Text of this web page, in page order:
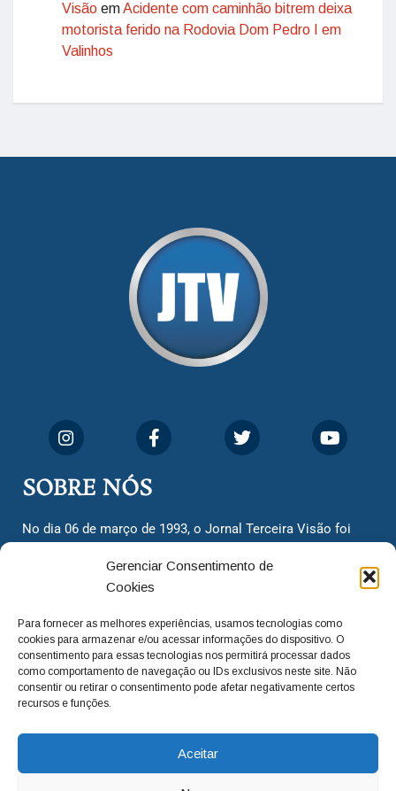
Gerenciar Consentimento de
Cookies
Para fornecer as melhores experiências, usamos tecnologias como
cookies para armazenar e/ou acessar informações do dispositivo. O
consentimento para essas tecnologias nos permitirá processar dados
como comportamento de navegação ou IDs exclusivos neste site. Não
consentir ou retirar o consentimento pode afetar negativamente certos
recursos e funções.
Aceitar
Visão emAcidente com caminhão bitrem deixa
motorista ferido na Rodovia Dom Pedro I em
Valinhos
SOBRE NÓS
No dia 06 de março de 1993, o Jornal Terceira Visão foi
cidadãos valinhenses, já que naquela época só existiam
dois jornais. Há mais de 30 anos, o jornal continua
com o foco de trazer as melhores notícias. Nunca
deixamos de lado as necessidades do cidadão, sempre
questionando os órgãos públicos em busca de melhorias
para a cidade e sempre cobrando resoluções para casos
adm@jtv.com.br (19) 3929-6225